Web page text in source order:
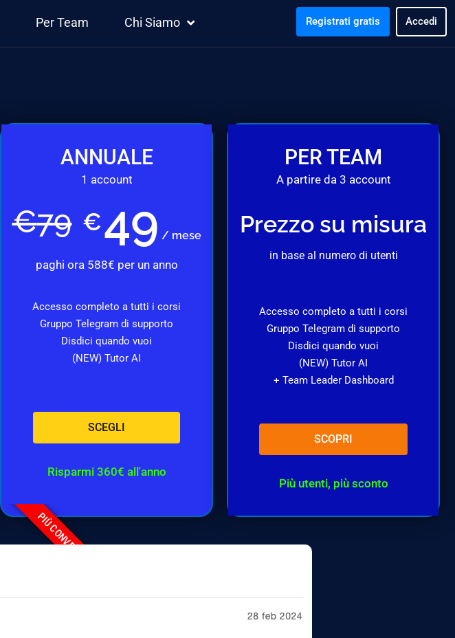
Per Team Chi Siamo Registrati gratis Accedi
ANNUALE
1 account
€79 €49 / mese
paghi ora 588€ per un anno
Accesso completo a tutti i corsi
Gruppo Telegram di supporto
Disdici quando vuoi
(NEW) Tutor AI
SCEGLI
Risparmi 360€ all'anno
PIÙ CONVENIENTE
PER TEAM
A partire da 3 account
Prezzo su misura
in base al numero di utenti
Accesso completo a tutti i corsi
Gruppo Telegram di supporto
Disdici quando vuoi
(NEW) Tutor AI
+ Team Leader Dashboard
SCOPRI
Più utenti, più sconto